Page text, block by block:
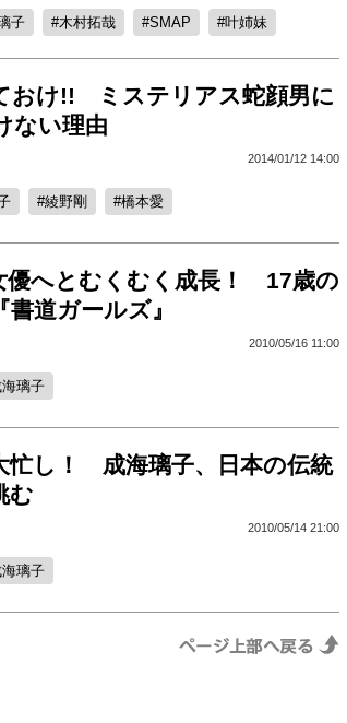
子 木村拓哉 SMAP 叶姉妹
おけ!! ミステリアス蛇顔男に
ない理由
2014/01/12 14:00
綾野剛 橋本愛
優へとむくむく成長！ 17歳の
道ガールズ』
2010/05/16 11:00
璃子
忙し！ 成海璃子、日本の伝統
む
2010/05/14 21:00
璃子